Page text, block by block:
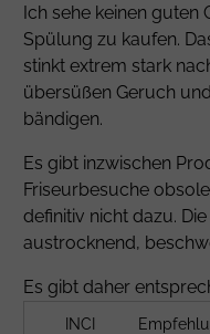
Ich sehe keinen guten
Spülung zu kaufen.
stinkt extrem stark
übersüßen Geruch
bändigen.
Es gibt inzwischen
Friseurbesuche
definitiv nicht dazu.
austrocknend,
Es gibt daher
INCI